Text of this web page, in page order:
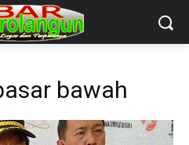
bawah